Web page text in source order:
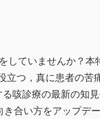
していませんか？本
立つ，真に患者の苦
咳診療の最新の知
合い方をアップデ